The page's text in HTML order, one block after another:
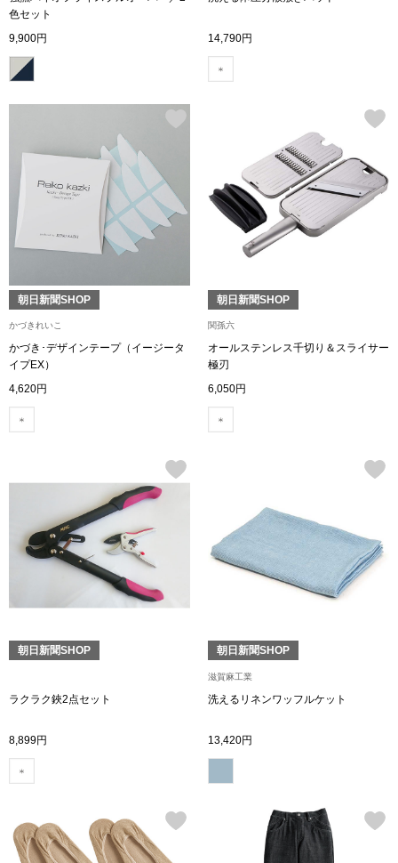
ズ
セイコー〉マウリッツハイス美術館公認フェ
集
ア
ス
帽子
スカーフ／ス
手袋
靴下
サングラス／
和装小物
その他
ヘリーハンセン
色セット
9,900円
14,790円
朝日新聞SHOP
かづきれいこ
かづき･デザインテープ（イージータ
イプEX）
4,620円
朝日新聞SHOP
関孫六
オールステンレス千切り＆スライサー
極刃
6,050円
朝日新聞SHOP
ラクラク鋏2点セット
8,899円
朝日新聞SHOP
滋賀麻工業
洗えるリネンワッフルケット
13,420円